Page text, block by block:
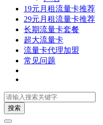
19元月租流量卡推荐
29元月租流量卡推荐
长期流量卡套餐
超大流量卡
流量卡代理加盟
常见问题
搜索